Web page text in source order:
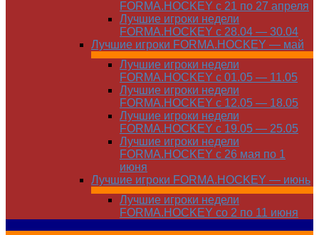
FORMA.HOCKEY с 21 по 27 апреля
Лучшие игроки недели
FORMA.HOCKEY с 28.04 — 30.04
Лучшие игроки FORMA.HOCKEY — май
Лучшие игроки недели
FORMA.HOCKEY с 01.05 — 11.05
Лучшие игроки недели
FORMA.HOCKEY с 12.05 — 18.05
Лучшие игроки недели
FORMA.HOCKEY с 19.05 — 25.05
Лучшие игроки недели
FORMA.HOCKEY с 26 мая по 1
июня
Лучшие игроки FORMA.HOCKEY — июнь
Лучшие игроки недели
FORMA.HOCKEY со 2 по 11 июня